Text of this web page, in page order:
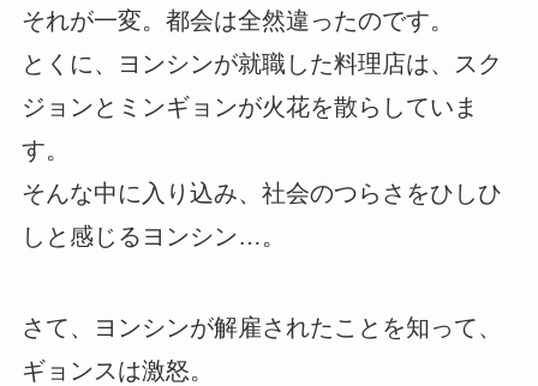
それが一変。都会は全然違ったのです。
とくに、ヨンシンが就職した料理店は、スク
ジョンとミンギョンが火花を散らしていま
す。
そんな中に入り込み、社会のつらさをひしひ
しと感じるヨンシン…。
さて、ヨンシンが解雇されたことを知って、
ギョンスは激怒。